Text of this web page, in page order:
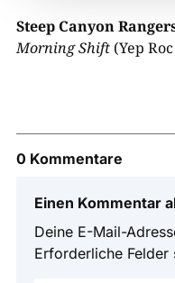
Steep Canyon
Morning Shift(Yep
0 Kommentare
Einen Kommentar
Deine E-Mail-
Erforderliche Felder